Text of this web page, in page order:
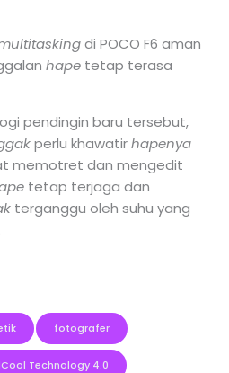
di POCO F6 aman
hape tetap terasa
pendingin baru tersebut,
perlu khawatirhapenya
memotret dan mengedit
tetap terjaga dan
terganggu oleh suhu yang
fotografer
Technology 4.0